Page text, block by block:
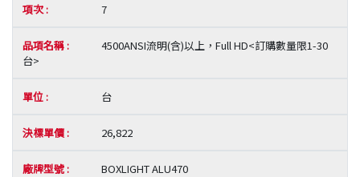
7
4500ANSI流明(含)以上，Full HD<訂購數量限1-30
台>
台
26,822
BOXLIGHT ALU470